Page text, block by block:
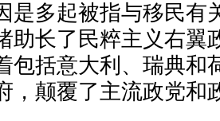
是多起被指与移民有
助长了民粹主义右翼
包括意大利、瑞典和
，颠覆了主流政党和